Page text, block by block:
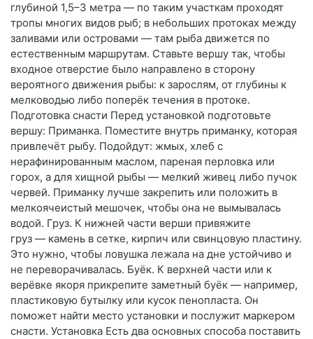
глубиной 1,5–3 метра — по таким участкам проходят
тропы многих видов рыб; в небольших протоках между
заливами или островами — там рыба движется по
естественным маршрутам. Ставьте вершу так, чтобы
входное отверстие было направлено в сторону
вероятного движения рыбы: к зарослям, от глубины к
мелководью либо поперёк течения в протоке.
Подготовка снасти Перед установкой подготовьте
вершу: Приманка. Поместите внутрь приманку, которая
привлечёт рыбу. Подойдут: жмых, хлеб с
нерафинированным маслом, пареная перловка или
горох, а для хищной рыбы — мелкий живец либо пучок
червей. Приманку лучше закрепить или положить в
мелкоячеистый мешочек, чтобы она не вымывалась
водой. Груз. К нижней части верши привяжите
груз — камень в сетке, кирпич или свинцовую пластину.
Это нужно, чтобы ловушка лежала на дне устойчиво и
не переворачивалась. Буёк. К верхней части или к
верёвке якоря прикрепите заметный буёк — например,
пластиковую бутылку или кусок пенопласта. Он
поможет найти место установки и послужит маркером
снасти. Установка Есть два основных способа поставить